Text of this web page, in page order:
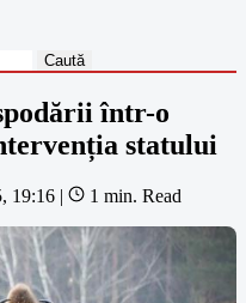
într-o
statului
19:16 | 1 min. Read